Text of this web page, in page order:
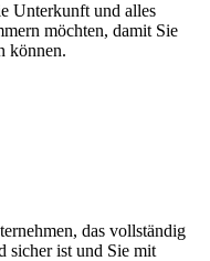
Unterkunft und alles
möchten, damit Sie
können.
das vollständig
sicher ist und Sie mit